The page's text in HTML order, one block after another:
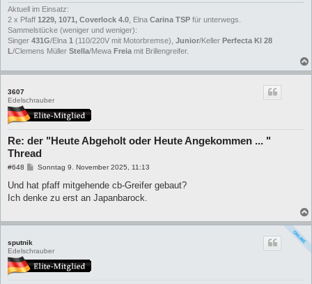
Aktuell im Einsatz:
2 x Pfaff 1229, 1071, Coverlock 4.0 , Elna Carina TSP für unterwegs.
Sammelstücke (weniger und weniger):
Singer 431G/Elna 1 (110/220V mit Motorbremse), Junior/Keller Perfecta Kl 28
L/Clemens Müller Stella/Mewa Freia mit Brillengreifer.
3607
Edelschrauber
Re: der "Heute Abgeholt oder Heute Angekommen ... "
Thread
#648
B
i
r
Sonntag 9. November 2025, 11:13
Und hat pfaff mitgehende cb-Greifer gebaut?
Ich denke zu erst an Japanbarock.
sputnik
Edelschrauber